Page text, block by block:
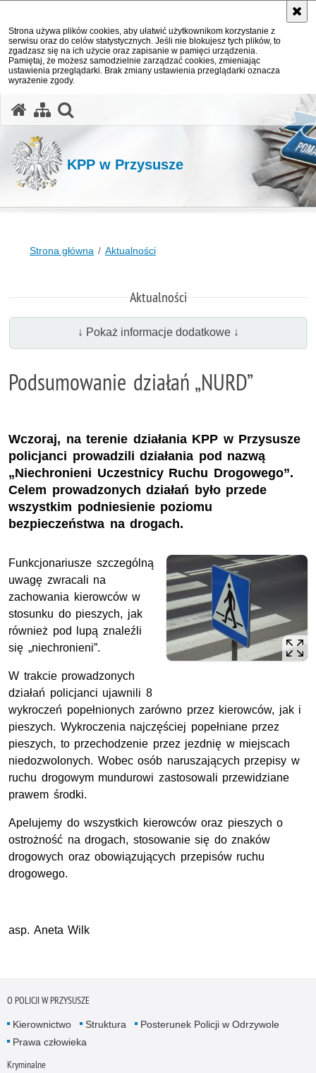
Strona używa plików cookies, aby ułatwić użytkownikom korzystanie z
serwisu oraz do celów statystycznych. Jeśli nie blokujesz tych plików, to
zgadzasz się na ich użycie oraz zapisanie w pamięci urządzenia.
Pamiętaj, że możesz samodzielnie zarządzać cookies, zmieniając
ustawienia przeglądarki. Brak zmiany ustawienia przeglądarki oznacza
wyrażenie zgody.
KPP w Przysusze
Strona główna Aktualności
Aktualności
↓ Pokaż informacje dodatkowe ↓
Podsumowanie działań „NURD”
Wczoraj, na terenie działania KPP w Przysusze
policjanci prowadzili działania pod nazwą
„Niechronieni Uczestnicy Ruchu Drogowego”.
Celem prowadzonych działań było przede
wszystkim podniesienie poziomu
bezpieczeństwa na drogach.
Funkcjonariusze szczególną
uwagę zwracali na
zachowania kierowców w
stosunku do pieszych, jak
również pod lupą znaleźli
się „niechronieni”.
W trakcie prowadzonych
działań policjanci ujawnili 8
wykroczeń popełnionych zarówno przez kierowców, jak i
pieszych. Wykroczenia najczęściej popełniane przez
pieszych, to przechodzenie przez jezdnię w miejscach
niedozwolonych. Wobec osób naruszających przepisy w
ruchu drogowym mundurowi zastosowali przewidziane
prawem środki.
Apelujemy do wszystkich kierowców oraz pieszych o
ostrożność na drogach, stosowanie się do znaków
drogowych oraz obowiązujących przepisów ruchu
drogowego.
asp. Aneta Wilk
O POLICJI W PRZYSUSZE
Kierownictwo Struktura
Posterunek Policji w Odrzywole
Prawa człowieka
Kryminalne